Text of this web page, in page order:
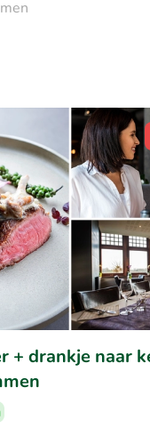
+ drankje naar